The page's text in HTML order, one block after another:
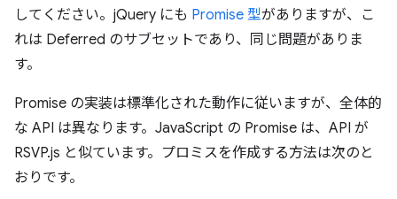
してください。jQuery にも Promise 型がありますが、こ
れは Deferred のサブセットであり、同じ問題がありま
す。
Promise の実装は標準化された動作に従いますが、全体的
な API は異なります。JavaScript の Promise は、API が
RSVP.js と似ています。プロミスを作成する方法は次のと
おりです。